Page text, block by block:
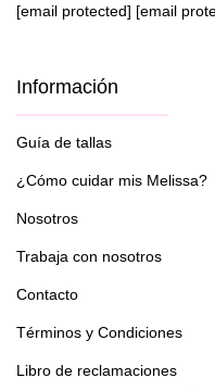
[email protected] [email
Información
Guía de tallas
¿Cómo cuidar mis Melissa?
Nosotros
Trabaja con nosotros
Contacto
Términos y Condiciones
Libro de reclamaciones